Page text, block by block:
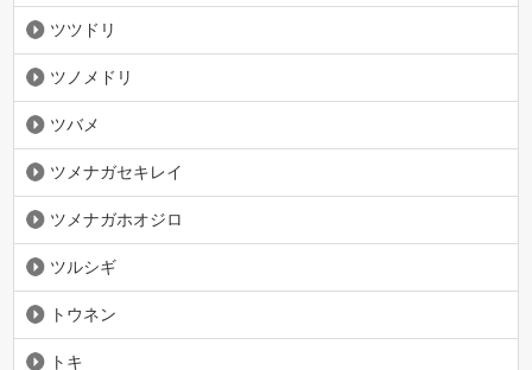
ツツドリ
ツノメドリ
ツバメ
ツメナガセキレイ
ツメナガホオジロ
ツルシギ
トウネン
トキ